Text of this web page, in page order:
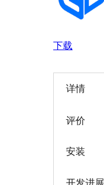
下载
详情
评价
安装
开发进展